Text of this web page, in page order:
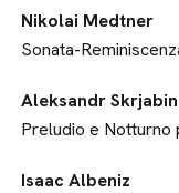
Nikolai Medtner
Sonata-
Aleksandr Skrjabin
Preludio e Notturno
Isaac Albeniz